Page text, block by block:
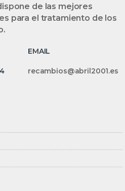
de las mejores
para el tratamiento de los
EMAIL
recambios@abril2001.es